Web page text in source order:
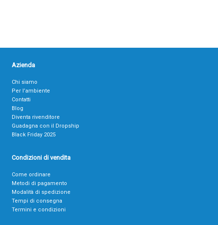
Azienda
Chi siamo
Per l’ambiente
Contatti
Blog
Diventa rivenditore
Guadagna con il Dropship
Black Friday 2025
Condizioni di vendita
Come ordinare
Metodi di pagamento
Modalità di spedizione
Tempi di consegna
Termini e condizioni